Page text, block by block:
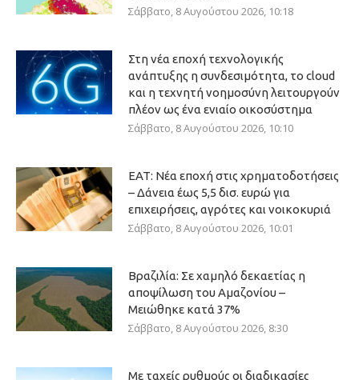
Σάββατο, 8 Αυγούστου 2026, 10:18
Στη νέα εποχή τεχνολογικής
ανάπτυξης η συνδεσιμότητα, το cloud
και η τεχνητή νοημοσύνη λειτουργούν
πλέον ως ένα ενιαίο οικοσύστημα
Σάββατο, 8 Αυγούστου 2026, 10:10
ΕΑΤ: Νέα εποχή στις χρηματοδοτήσεις
– Δάνεια έως 5,5 δισ. ευρώ για
επιχειρήσεις, αγρότες και νοικοκυριά
Σάββατο, 8 Αυγούστου 2026, 10:01
Βραζιλία: Σε χαμηλό δεκαετίας η
αποψίλωση του Αμαζονίου –
Μειώθηκε κατά 37%
Σάββατο, 8 Αυγούστου 2026, 8:30
Με ταχείς ρυθμούς οι διαδικασίες